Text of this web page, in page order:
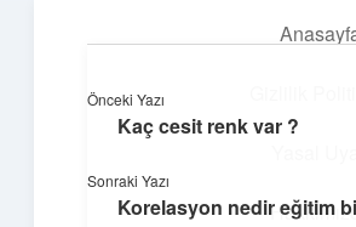
Neşeli Bilgi
Hızlı hikayelerle gününü
Önceki Yazı
Kaç cesit renk var ?
Sonraki Yazı
Korelasyon nedir eğitim